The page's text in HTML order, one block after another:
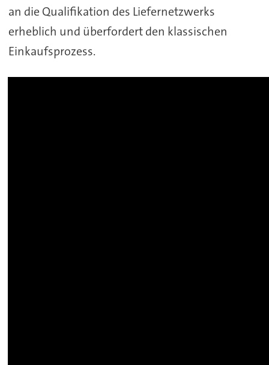
an die Qualifikation des Liefernetzwerks
erheblich und überfordert den klassischen
Einkaufsprozess.